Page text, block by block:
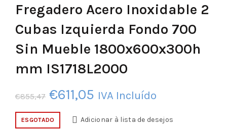
Fregadero Acero Inoxidable 2
Cubas Izquierda Fondo 700
Sin Mueble 1800x600x300h
mm IS1718L2000
€855,47 O
preço
€611,05 O
preço
IVA Incluído
ESGOTADO Adicionar à lista de desejos